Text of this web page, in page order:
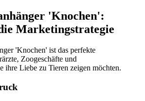
'Knochen':
Marketingstrategie
'Knochen' ist das perfekte
Zoogeschäfte und
ihre Liebe zu Tieren zeigen möchten.